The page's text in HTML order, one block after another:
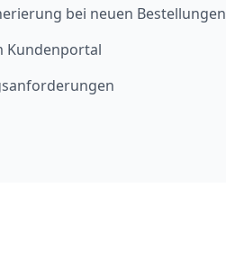
bei neuen Bestellungen
Kundenportal